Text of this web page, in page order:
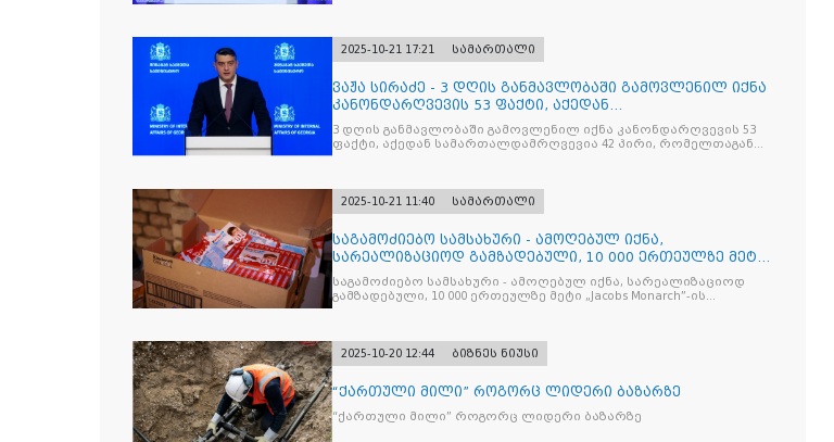
2025-10-21 17:21 სამართალი
ვაჟა სირაძე - 3 დღის განმავლობაში გამოვლენილ იქნა
კანონდარღვევის 53 ფაქტი, აქედან
სამართალდამრღვევია
3 დღის განმავლობაში გამოვლენილ იქნა კანონდარღვევის 53
ფაქტი, აქედან სამართალდამრღვევია 42 პირი, რომელთაგან
2025-10-21 11:40 სამართალი
საგამოძიებო სამსახური - ამოღებულ იქნა,
სარეალიზაციოდ გამზადებული, 10 000 ერთეულზე მეტი
„Jacobs Monar
საგამოძიებო სამსახური - ამოღებულ იქნა, სარეალიზაციოდ
გამზადებული, 10 000 ერთეულზე მეტი „Jacobs Monarch”-ის
უკანონო ნიშანდებული ტკბილეული
2025-10-20 12:44
ბიზნეს ნიუსი
“ქართული მილი” როგორც ლიდერი ბაზარზე
“ქართული მილი” როგორც ლიდერი ბაზარზე